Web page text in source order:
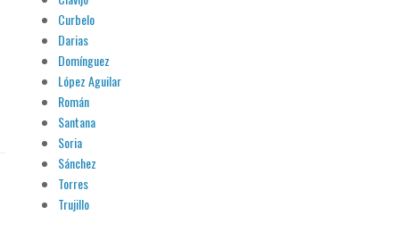
Curbelo
Darias
Domínguez
López Aguilar
Román
Santana
Soria
Sánchez
Torres
Trujillo